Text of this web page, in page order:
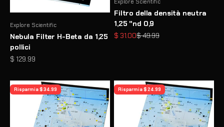
Explore Scientific
Nebula Filter H-Beta da 1,25
pollici
Prezzo scontato
$ 129.99
Explore Scientific
Filtro della densità neutra
1,25 "nd 0,9
Prezzo scontato
$ 31.00Prezzo
$ 49.99
Risparmia $ 34.99 Risparmia $ 24.99